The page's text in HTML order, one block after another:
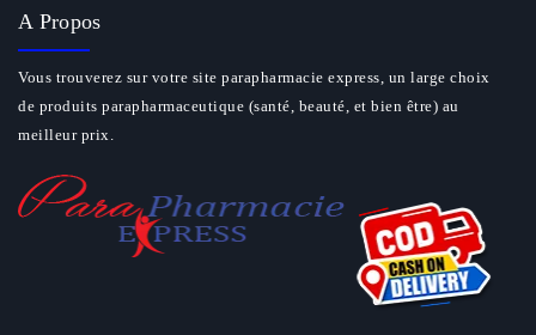
A Propos
Vous trouverez sur votre site parapharmacie express, un large choix
de produits parapharmaceutique (santé, beauté, et bien être) au
meilleur prix.